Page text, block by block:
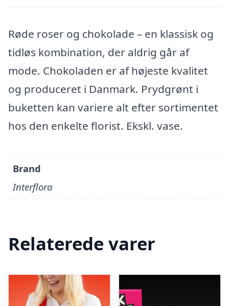
Røde roser og chokolade – en klassisk og
tidløs kombination, der aldrig går af
mode. Chokoladen er af højeste kvalitet
og produceret i Danmark. Prydgrønt i
buketten kan variere alt efter sortimentet
hos den enkelte florist. Ekskl. vase.
Brand
Interflora
Relaterede varer